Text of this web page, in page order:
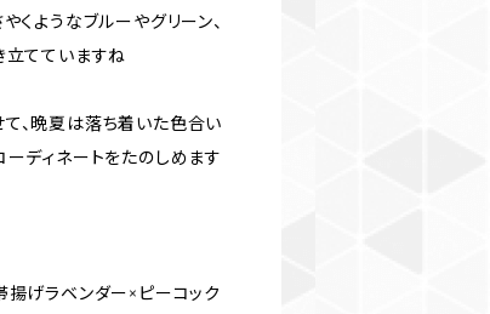
くようなブルーやグリーン、
立てていますね
、晩夏は落ち着いた色合い
ディネートをたのしめます
げラベンダー×ピーコック